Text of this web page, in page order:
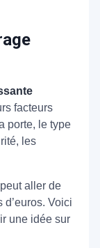
facteurs
porte, le type
les
aller de
Voici
une idée sur